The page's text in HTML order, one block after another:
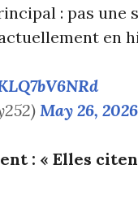
: pas une
en
May 26, 2026
: « Elles